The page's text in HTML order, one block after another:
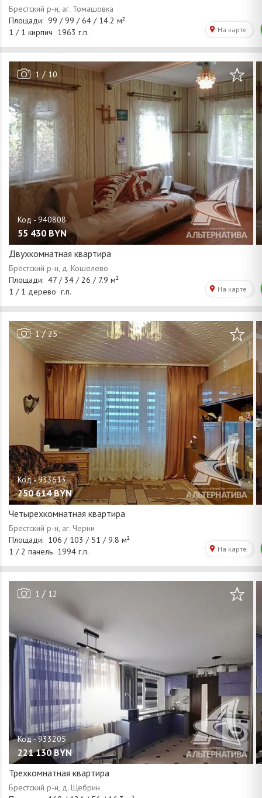
1 / 10
55 430 BYN
Двухкомнатная квартира
1/25
250 614 BYN
Четырехкомнатная квартира
1 / 12
221 130 BYN
Трехкомнатная квартира